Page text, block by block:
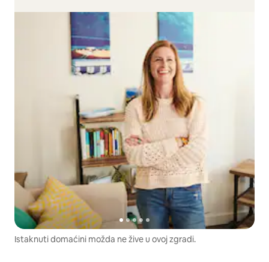
Istaknuti domaćini možda ne žive u ovoj zgradi.